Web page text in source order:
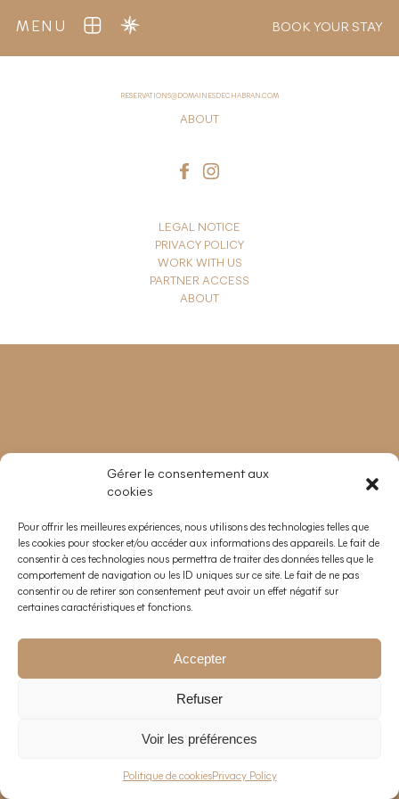
Gérer le consentement aux
cookies
Pour offrir les meilleures expériences, nous utilisons des technologies telles que
les cookies pour stocker et/ou accéder aux informations des appareils. Le fait de
consentir à ces technologies nous permettra de traiter des données telles que le
comportement de navigation ou les ID uniques sur ce site. Le fait de ne pas
consentir ou de retirer son consentement peut avoir un effet négatif sur
certaines caractéristiques et fonctions.
Accepter
Refuser
Voir les préférences
Politique de cookiesPrivacy Policy
MENU BOOK YOUR STAY
RESERVATIONS@DOMAINESDECHABRAN.COM
ABOUT
LEGAL NOTICE
PRIVACY POLICY
WORK WITH US
PARTNER ACCESS
ABOUT